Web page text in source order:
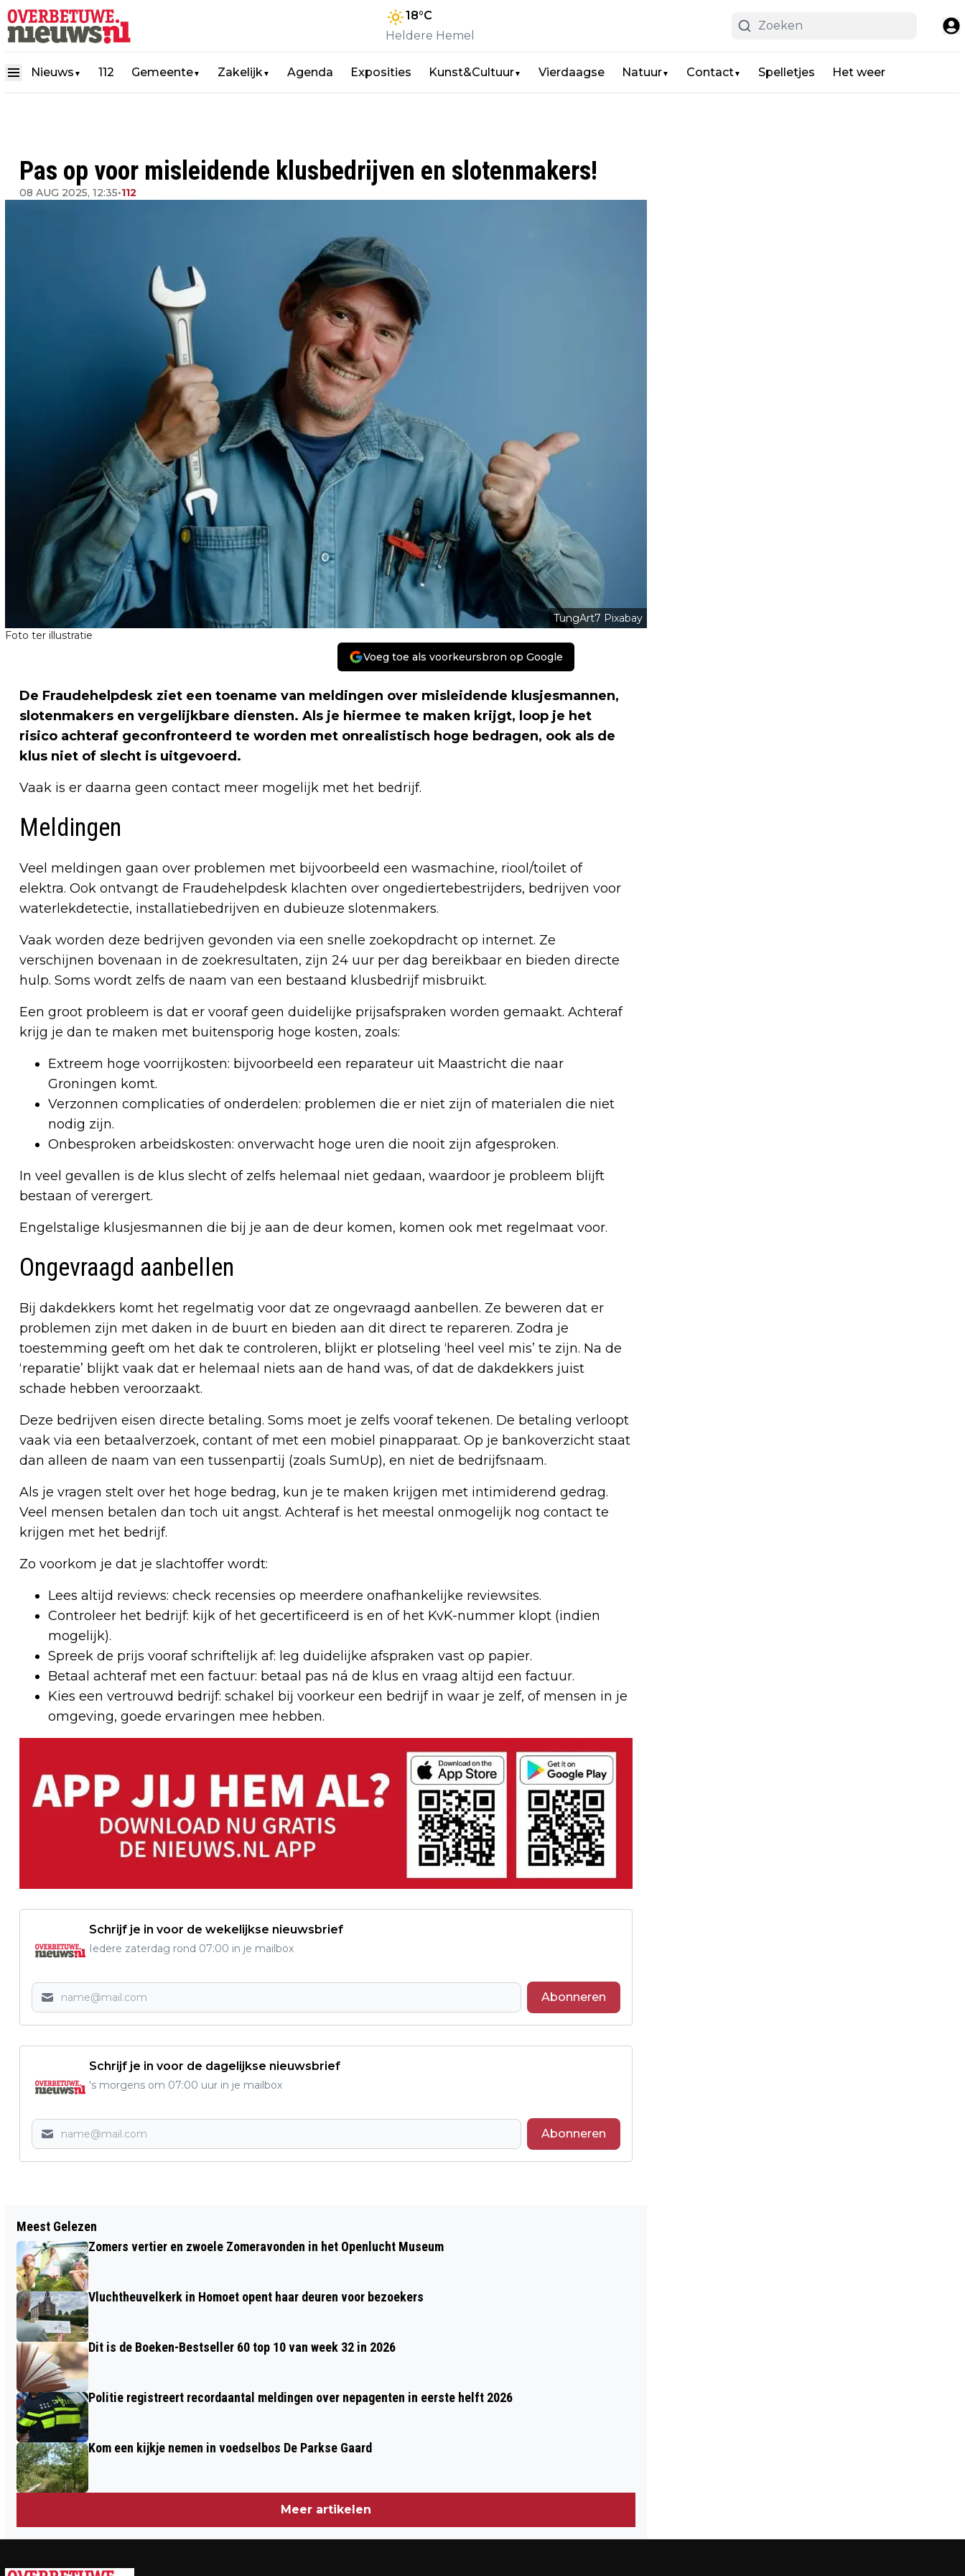
18°C
Heldere Hemel
Nieuws ▼ 112 Gemeente▼ Zakelijk▼ Agenda Exposities Kunst&Cultuur▼ Vierdaagse Natuur▼ Contact▼ Spelletjes Het weer
Pas op voor misleidende klusbedrijven en slotenmakers!
08 AUG 2025, 12:35•112
TungArt7 Pixabay
Foto ter illustratie
Voeg toe als voorkeursbron op Google
De Fraudehelpdesk ziet een toename van meldingen over misleidende klusjesmannen,
slotenmakers en vergelijkbare diensten. Als je hiermee te maken krijgt, loop je het
risico achteraf geconfronteerd te worden met onrealistisch hoge bedragen, ook als de
klus niet of slecht is uitgevoerd.
Vaak is er daarna geen contact meer mogelijk met het bedrijf.
Meldingen
Veel meldingen gaan over problemen met bijvoorbeeld een wasmachine, riool/toilet of
elektra. Ook ontvangt de Fraudehelpdesk klachten over ongediertebestrijders, bedrijven voor
waterlekdetectie, installatiebedrijven en dubieuze slotenmakers.
Vaak worden deze bedrijven gevonden via een snelle zoekopdracht op internet. Ze
verschijnen bovenaan in de zoekresultaten, zijn 24 uur per dag bereikbaar en bieden directe
hulp. Soms wordt zelfs de naam van een bestaand klusbedrijf misbruikt.
Een groot probleem is dat er vooraf geen duidelijke prijsafspraken worden gemaakt. Achteraf
krijg je dan te maken met buitensporig hoge kosten, zoals:
Extreem hoge voorrijkosten: bijvoorbeeld een reparateur uit Maastricht die naar
Groningen komt.
Verzonnen complicaties of onderdelen: problemen die er niet zijn of materialen die niet
nodig zijn.
Onbesproken arbeidskosten: onverwacht hoge uren die nooit zijn afgesproken.
In veel gevallen is de klus slecht of zelfs helemaal niet gedaan, waardoor je probleem blijft
bestaan of verergert.
Engelstalige klusjesmannen die bij je aan de deur komen, komen ook met regelmaat voor.
Ongevraagd aanbellen
Bij dakdekkers komt het regelmatig voor dat ze ongevraagd aanbellen. Ze beweren dat er
problemen zijn met daken in de buurt en bieden aan dit direct te repareren. Zodra je
toestemming geeft om het dak te controleren, blijkt er plotseling ‘heel veel mis’ te zijn. Na de
‘reparatie’ blijkt vaak dat er helemaal niets aan de hand was, of dat de dakdekkers juist
schade hebben veroorzaakt.
Deze bedrijven eisen directe betaling. Soms moet je zelfs vooraf tekenen. De betaling verloopt
vaak via een betaalverzoek, contant of met een mobiel pinapparaat. Op je bankoverzicht staat
dan alleen de naam van een tussenpartij (zoals SumUp), en niet de bedrijfsnaam.
Als je vragen stelt over het hoge bedrag, kun je te maken krijgen met intimiderend gedrag.
Veel mensen betalen dan toch uit angst. Achteraf is het meestal onmogelijk nog contact te
krijgen met het bedrijf.
Zo voorkom je dat je slachtoffer wordt:
Lees altijd reviews: check recensies op meerdere onafhankelijke reviewsites.
Controleer het bedrijf: kijk of het gecertificeerd is en of het KvK-nummer klopt (indien
mogelijk).
Spreek de prijs vooraf schriftelijk af: leg duidelijke afspraken vast op papier.
Betaal achteraf met een factuur: betaal pas ná de klus en vraag altijd een factuur.
Kies een vertrouwd bedrijf: schakel bij voorkeur een bedrijf in waar je zelf, of mensen in je
omgeving, goede ervaringen mee hebben.
Schrijf je in voor de wekelijkse nieuwsbrief
Iedere zaterdag rond 07:00 in je mailbox
Abonneren
Schrijf je in voor de dagelijkse nieuwsbrief
's morgens om 07:00 uur in je mailbox
Abonneren
TERUGROEPACTIE SLUSH PUPPIE
LIMONADE ACTION OM TE VEEL
GLYCEROL
AANTOCHT
Meest Gelezen
Zomers vertier en zwoele Zomeravonden in het Openlucht Museum
Vluchtheuvelkerk in Homoet opent haar deuren voor bezoekers
Dit is de Boeken-Bestseller 60 top 10 van week 32 in 2026
Politie registreert recordaantal meldingen over nepagenten in eerste helft 2026
Kom een kijkje nemen in voedselbos De Parkse Gaard
Meer artikelen